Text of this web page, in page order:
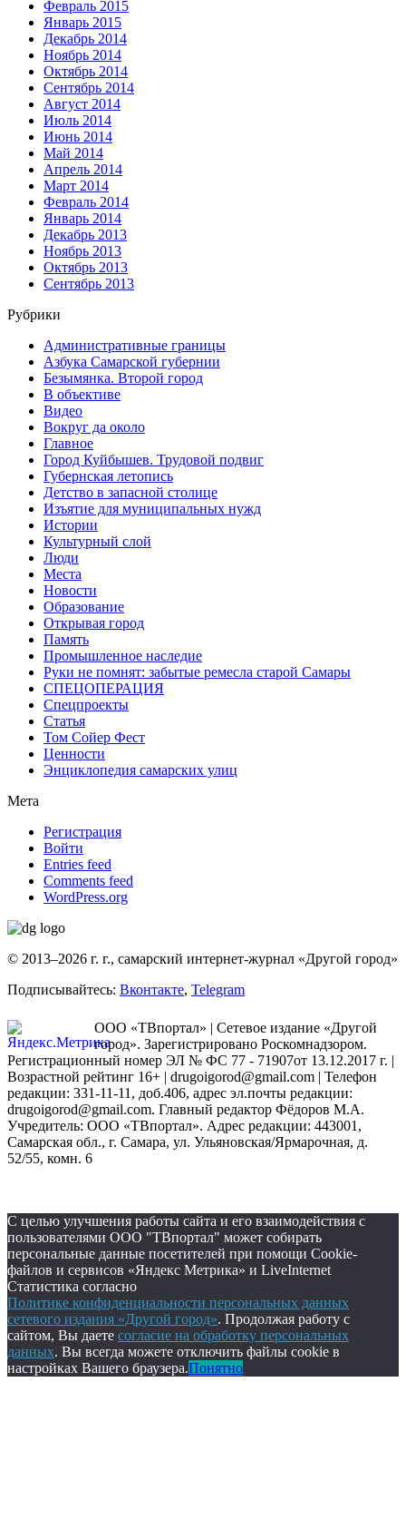
Февраль 2015
Январь 2015
Декабрь 2014
Ноябрь 2014
Октябрь 2014
Сентябрь 2014
Август 2014
Июль 2014
Июнь 2014
Май 2014
Апрель 2014
Март 2014
Февраль 2014
Январь 2014
Декабрь 2013
Ноябрь 2013
Октябрь 2013
Сентябрь 2013
Рубрики
Административные границы
Азбука Самарской губернии
Безымянка. Второй город
В объективе
Видео
Вокруг да около
Главное
Город Куйбышев. Трудовой подвиг
Губернская летопись
Детство в запасной столице
Изъятие для муниципальных нужд
Истории
Культурный слой
Люди
Места
Новости
Образование
Открывая город
Память
Промышленное наследие
Руки не помнят: забытые ремесла старой Самары
СПЕЦОПЕРАЦИЯ
Спецпроекты
Статья
Том Сойер Фест
Ценности
Энциклопедия самарских улиц
Мета
Регистрация
Войти
Entries feed
Comments feed
WordPress.org
© 2013–2026 г. г., самарский интернет-журнал «Другой город»
Подписывайтесь: Вконтакте, Telegram
ООО «ТВпортал» | Сетевое издание «Другой
город». Зарегистрировано Роскомнадзором.
Регистрационный номер ЭЛ № ФС 77 - 71907от 13.12.2017 г. |
Возрастной рейтинг 16+ | drugoigorod@gmail.com | Телефон
редакции: 331-11-11, доб.406, адрес эл.почты редакции:
drugoigorod@gmail.com. Главный редактор Фёдоров М.А.
Учредитель: ООО «ТВпортал». Адрес редакции: 443001,
Самарская обл., г. Самара, ул. Ульяновская/Ярмарочная, д.
52/55, комн. 6
С целью улучшения работы сайта и его взаимодействия с
пользователями ООО "ТВпортал" может собирать
персональные данные посетителей при помощи Cookie-
файлов и сервисов «Яндекс Метрика» и LiveInternet
Статистика согласно
Политике конфиденциальности персональных данных
сетевого издания «Другой город». Продолжая работу с
сайтом, Вы даете согласие на обработку персональных
данных. Вы всегда можете отключить файлы cookie в
настройках Вашего браузера.Понятно